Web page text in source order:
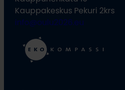
Kauppakeskus Pekuri 2krs
info@oulu2026.eu